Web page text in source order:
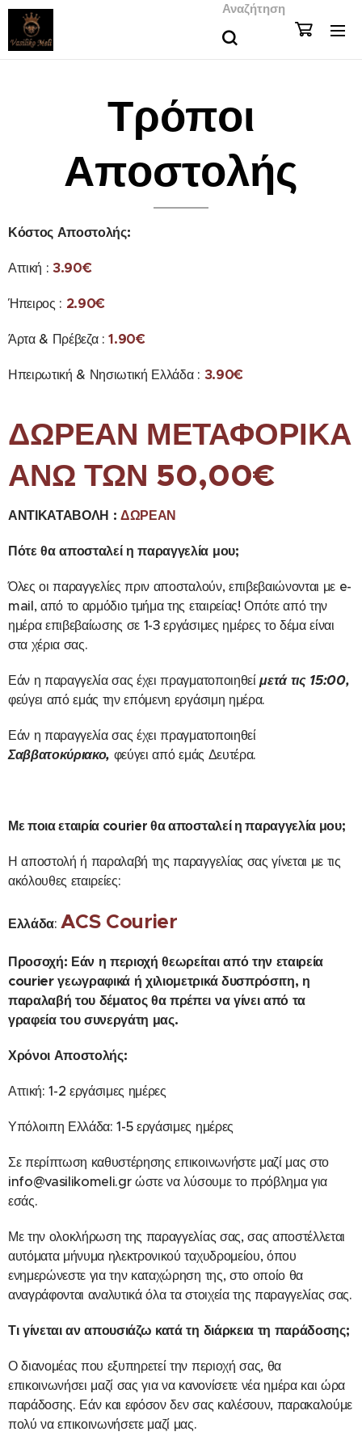
Αναζήτηση
Τρόποι
Αποστολής
Κόστος Αποστολής:
Αττική : 3.90€
Ήπειρος : 2.90€
Άρτα & Πρέβεζα :1.90€
Ηπειρωτική & Νησιωτική Ελλάδα : 3.90€
ΔΩΡΕΑΝ ΜΕΤΑΦΟΡΙΚΑ
ΑΝΩ ΤΩΝ 50,00€
ΑΝΤΙΚΑΤΑΒΟΛΗ :ΔΩΡΕΑΝ
Πότε θα αποσταλεί η παραγγελία μου;
Όλες οι παραγγελίες πριν αποσταλούν, επιβεβαιώνονται με e-
mail, από το αρμόδιο τμήμα της εταιρείας! Οπότε από την
ημέρα επιβεβαίωσης σε 1-3 εργάσιμες ημέρες το δέμα είναι
στα χέρια σας.
Εάν η παραγγελία σας έχει πραγματοποιηθείμετά τις 15:00,
φεύγει από εμάς την επόμενη εργάσιμη ημέρα.
Εάν η παραγγελία σας έχει πραγματοποιηθεί
Σαββατοκύριακο, φεύγει από εμάς Δευτέρα.
Με ποια εταιρία courier θα αποσταλεί η παραγγελία μου;
Η αποστολή ή παραλαβή της παραγγελίας σας γίνεται με τις
ακόλουθες εταιρείες:
Ελλάδα:ACS Courier
Προσοχή: Εάν η περιοχή θεωρείται από την εταιρεία
courier γεωγραφικά ή χιλιομετρικά δυσπρόσιτη, η
παραλαβή του δέματος θα πρέπει να γίνει από τα
γραφεία του συνεργάτη μας.
Χρόνοι Αποστολής:
Αττική: 1-2 εργάσιμες ημέρες
Υπόλοιπη Ελλάδα: 1-5 εργάσιμες ημέρες
Σε περίπτωση καθυστέρησης επικοινωνήστε μαζί μας στο
info@vasilikomeli.gr ώστε να λύσουμε το πρόβλημα για
εσάς.
Με την ολοκλήρωση της παραγγελίας σας, σας αποστέλλεται
αυτόματα μήνυμα ηλεκτρονικού ταχυδρομείου, όπου
ενημερώνεστε για την καταχώρηση της, στο οποίο θα
αναγράφονται αναλυτικά όλα τα στοιχεία της παραγγελίας σας.
Τι γίνεται αν απουσιάζω κατά τη διάρκεια τη παράδοσης;
Ο διανομέας που εξυπηρετεί την περιοχή σας, θα
επικοινωνήσει μαζί σας για να κανονίσετε νέα ημέρα και ώρα
παράδοσης. Εάν και εφόσον δεν σας καλέσουν, παρακαλούμε
πολύ να επικοινωνήσετε μαζί μας.